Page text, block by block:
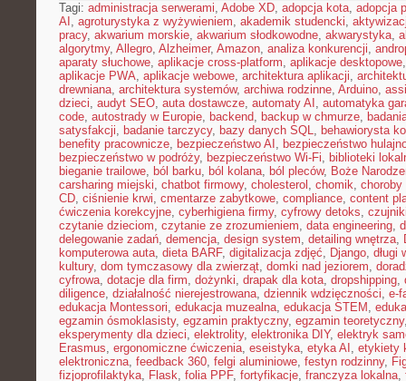
Tagi: administracja serwerami, Adobe XD, adopcja kota, adopcja
AI , agroturystyka z wyżywieniem, akademik studencki,
pracy, akwarium morskie, akwarium słodkowodne, akwarystyka,
algorytmy, Allegro, Alzheimer, Amazon, analiza konkurencji,
aparaty słuchowe, aplikacje cross-platform, aplikacje desktopowe
aplikacje PWA, aplikacje webowe, architektura aplikacji,
drewniana, architektura systemów, archiwa rodzinne, Arduino,
dzieci, audyt SEO, auta dostawcze, automaty AI , automatyka
code, autostrady w Europie, backend, backup w chmurze,
satysfakcji, badanie tarczycy, bazy danych SQL, behawiorysta
benefity pracownicze, bezpieczeństwo AI , bezpieczeństwo
bezpieczeństwo w podróży, bezpieczeństwo Wi-Fi, biblioteki
bieganie trailowe, ból barku, ból kolana, ból pleców, Boże
carsharing miejski, chatbot firmowy, cholesterol , chomik, choroby
CD, ciśnienie krwi, cmentarze zabytkowe, compliance, content
ćwiczenia korekcyjne, cyberhigiena firmy, cyfrowy detoks,
czytanie dzieciom, czytanie ze zrozumieniem, data engineering,
delegowanie zadań, demencja, design system, detailing wnętrza,
komputerowa auta, dieta BARF, digitalizacja zdjęć, Django, długi
kultury, dom tymczasowy dla zwierząt, domki nad jeziorem,
cyfrowa, dotacje dla firm, dożynki, drapak dla kota, dropshipping,
diligence, działalność nierejestrowana, dziennik wdzięczności, e-
edukacja Montessori, edukacja muzealna, edukacja STEM ,
egzamin ósmoklasisty, egzamin praktyczny, egzamin teoretyczny
eksperymenty dla dzieci, elektrolity, elektronika DIY, elektryk
Erasmus, ergonomiczne ćwiczenia, eseistyka, etyka AI , etykiety
elektroniczna, feedback 360, felgi aluminiowe, festyn rodzinny,
fizjoprofilaktyka, Flask, folia PPF, fortyfikacje, franczyza lokalna,